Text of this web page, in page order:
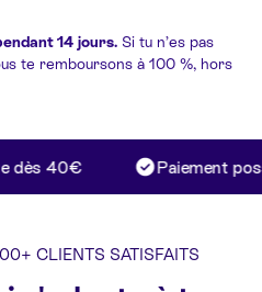
14 jours. Si tu n’es pas
te remboursons à 100 %, hors
40€ Paiement
CLIENTS SATISFAITS